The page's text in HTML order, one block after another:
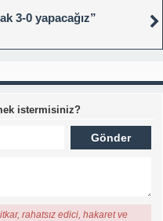
3-0 yapacağız”
istermisiniz?
rahatsız edici, hakaret ve